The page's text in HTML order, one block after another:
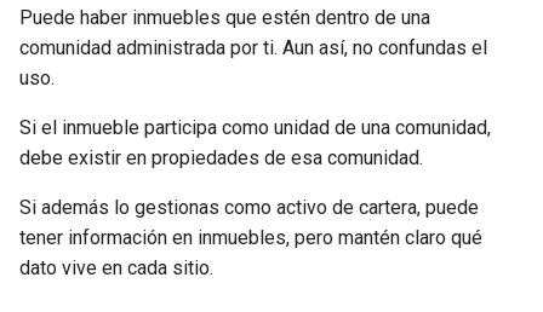
Puede haber inmuebles que estén dentro de una
comunidad administrada por ti. Aun así, no confundas el
uso.
Si el inmueble participa como unidad de una comunidad,
debe existir en propiedades de esa comunidad.
Si además lo gestionas como activo de cartera, puede
tener información en inmuebles, pero mantén claro qué
dato vive en cada sitio.